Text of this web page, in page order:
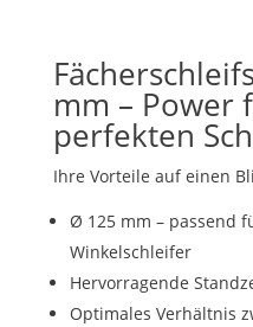
mm – Power
perfekten
Ihre Vorteile auf einen
Ø 125 mm – passend
Winkelschleifer
Hervorragende
Optimales Verhältnis